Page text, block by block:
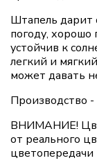
Штапель
погоду, хорошо
устойчив к
легкий и
может давать
Производство
ВНИМАНИЕ!
от реального